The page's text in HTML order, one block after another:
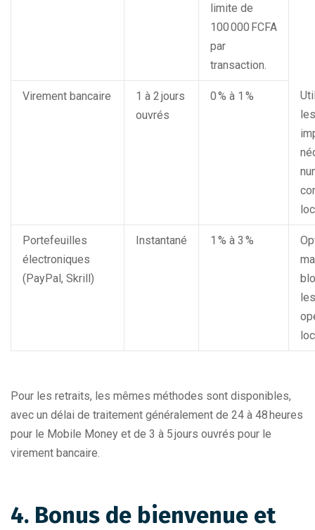
limite de
100 000 FCFA
par
transaction.
Virement bancaire
1 à 2 jours
ouvrés
0 % à 1 %
Portefeuilles
électroniques
(PayPal, Skrill)
Instantané 1 % à 3 %
les
Pour les retraits, les mêmes méthodes sont disponibles,
avec un délai de traitement généralement de 24 à 48 heures
pour le Mobile Money et de 3 à 5 jours ouvrés pour le
virement bancaire.
4. Bonus de bienvenue et